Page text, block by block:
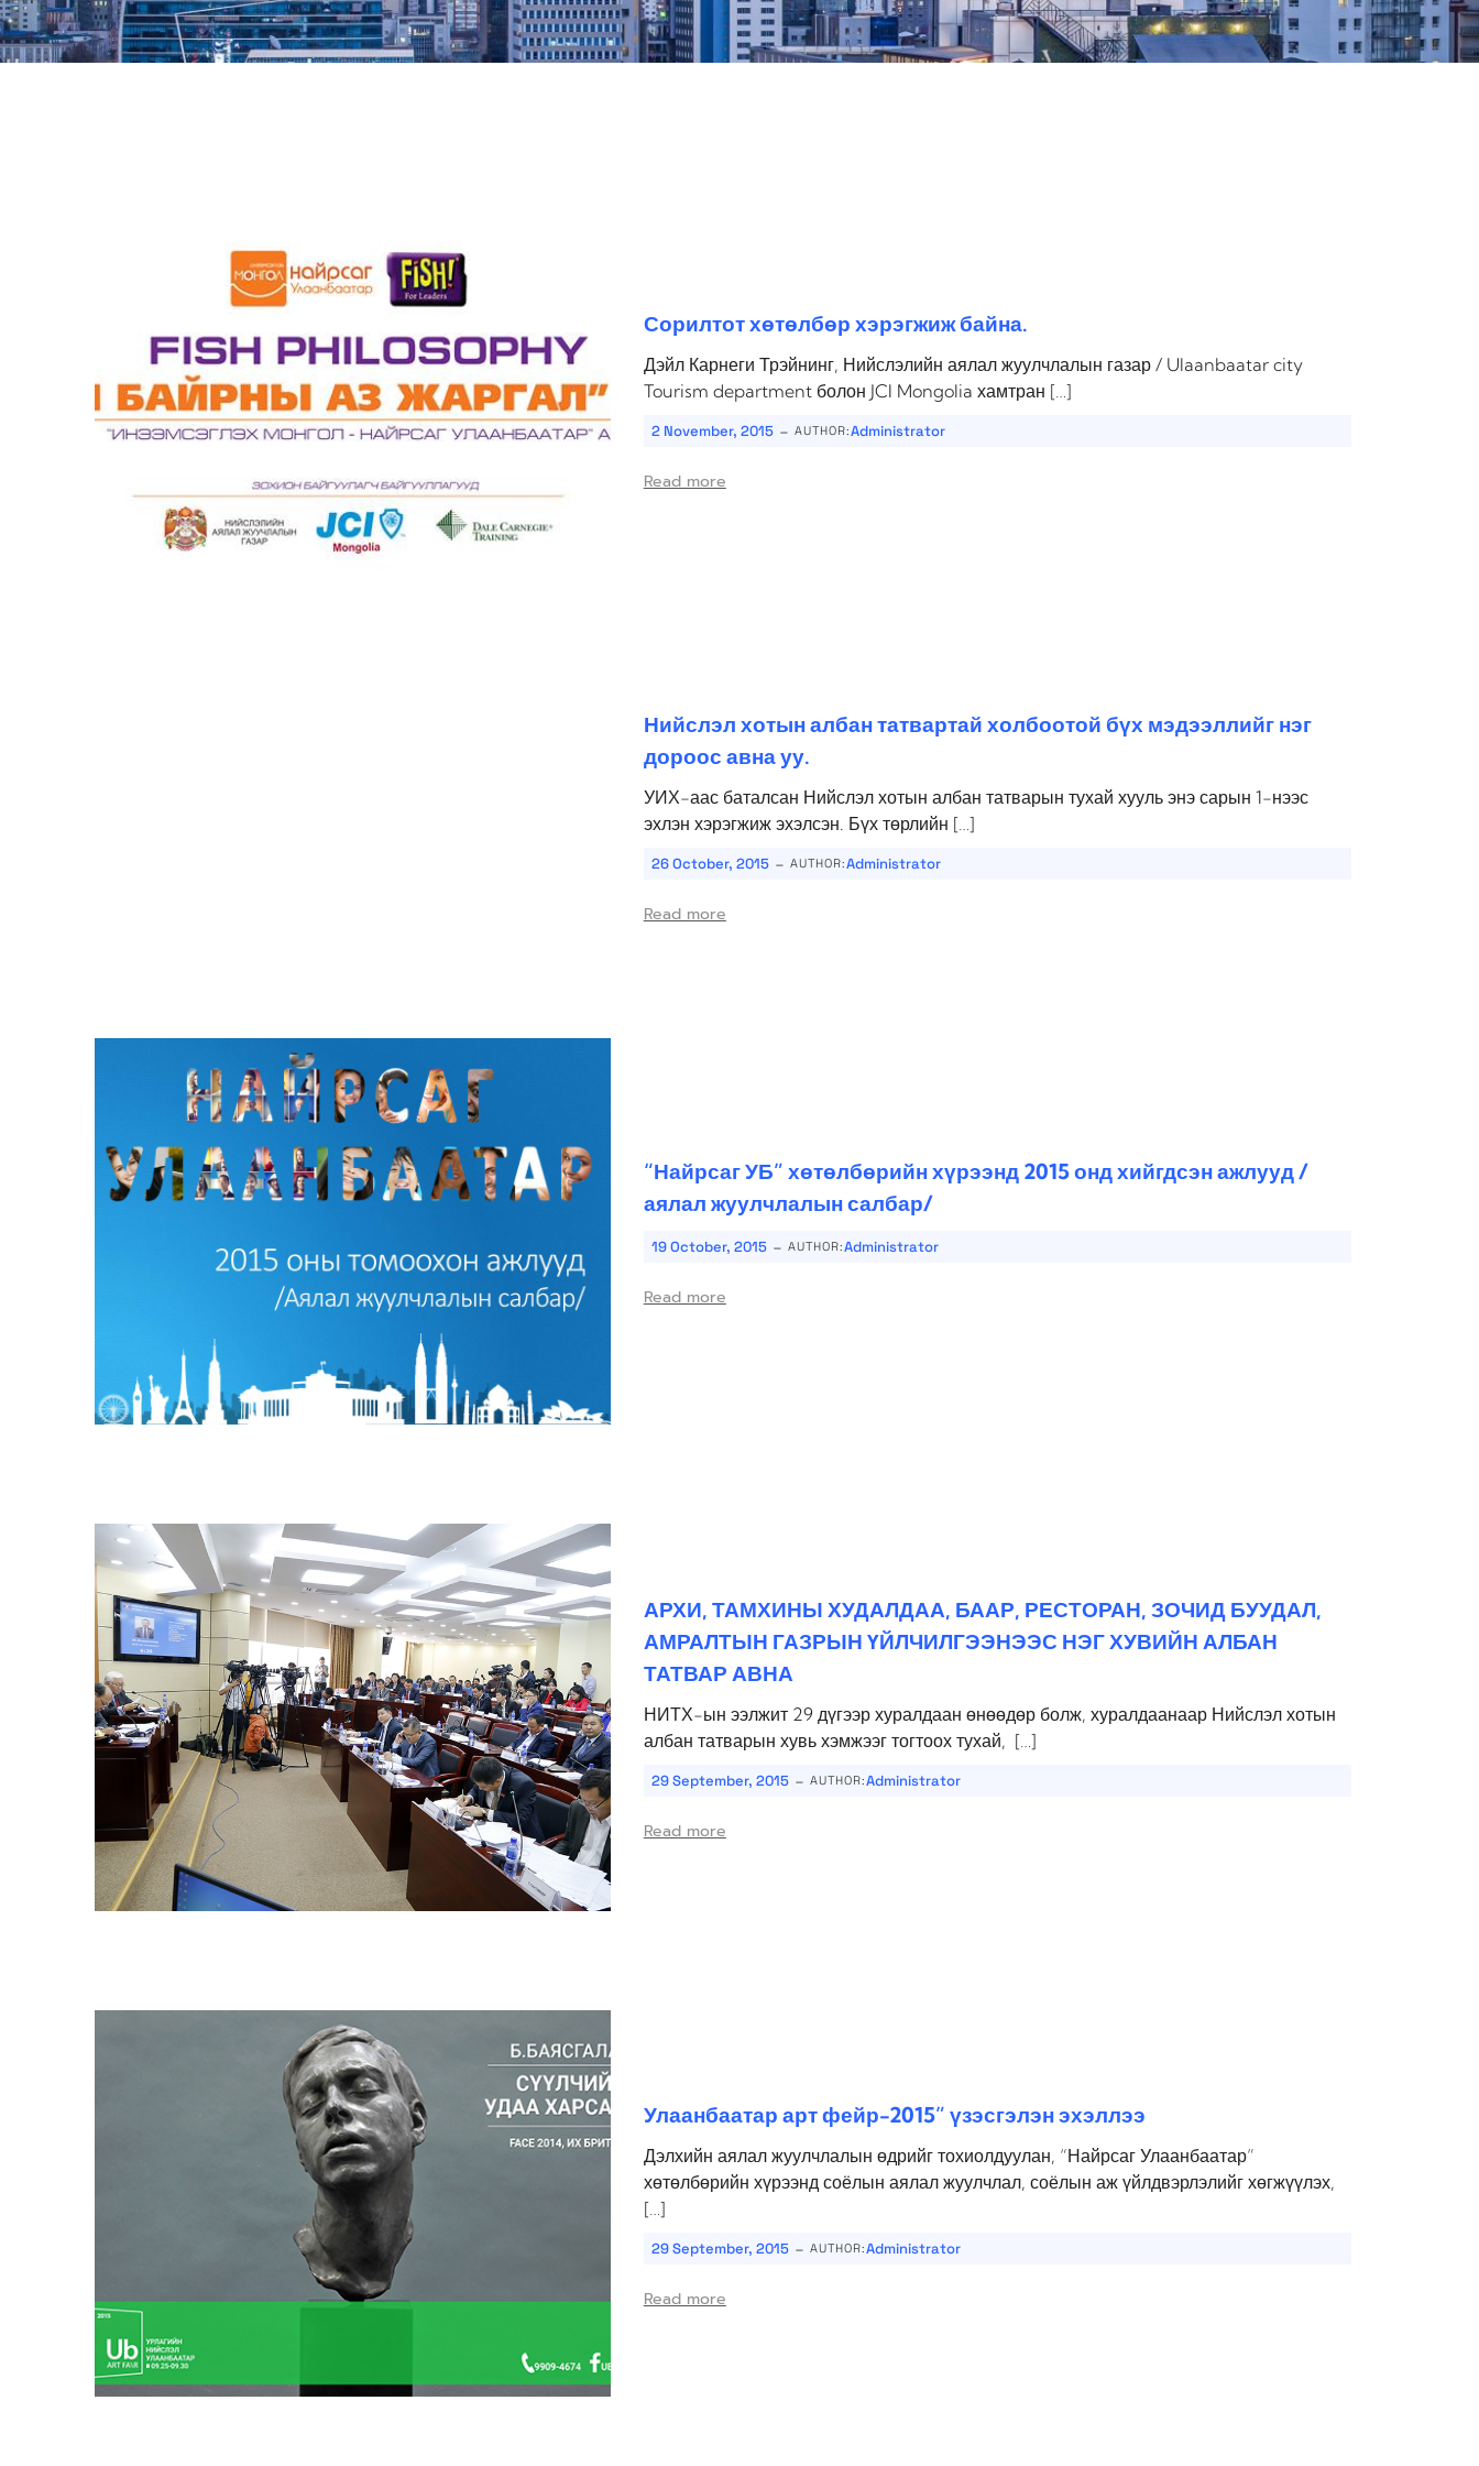
Сорилтот хөтөлбөр хэрэгжиж байна.
Дэйл Карнеги Трэйнинг, Нийслэлийн аялал жуулчлалын газар / Ulaanbaatar city
Tourism department болон JCI Mongolia хамтран […]
2 November, 2015 - AUTHOR:Administrator
Read more
Нийслэл хотын албан татвартай холбоотой бүх мэдээллийг нэг
дороос авна уу.
УИХ-аас баталсан Нийслэл хотын албан татварын тухай хууль энэ сарын 1-нээс
эхлэн хэрэгжиж эхэлсэн. Бүх төрлийн […]
26 October, 2015 - AUTHOR:Administrator
Read more
“Найрсаг УБ” хөтөлбөрийн хүрээнд 2015 онд хийгдсэн ажлууд /
аялал жуулчлалын салбар/
19 October, 2015 - AUTHOR:Administrator
Read more
АРХИ, ТАМХИНЫ ХУДАЛДАА, БААР, РЕСТОРАН, ЗОЧИД БУУДАЛ,
АМРАЛТЫН ГАЗРЫН ҮЙЛЧИЛГЭЭНЭЭС НЭГ ХУВИЙН АЛБАН
ТАТВАР АВНА
НИТХ-ын ээлжит 29 дүгээр хуралдаан өнөөдөр болж, хуралдаанаар Нийслэл хотын
албан татварын хувь хэмжээг тогтоох тухай, […]
29 September, 2015 - AUTHOR:Administrator
Read more
Улаанбаатар арт фейр-2015” үзэсгэлэн эхэллээ
Дэлхийн аялал жуулчлалын өдрийг тохиолдуулан, “Найрсаг Улаанбаатар”
хөтөлбөрийн хүрээнд соёлын аялал жуулчлал, соёлын аж үйлдвэрлэлийг хөгжүүлэх,
[…]
29 September, 2015 - AUTHOR:Administrator
Read more